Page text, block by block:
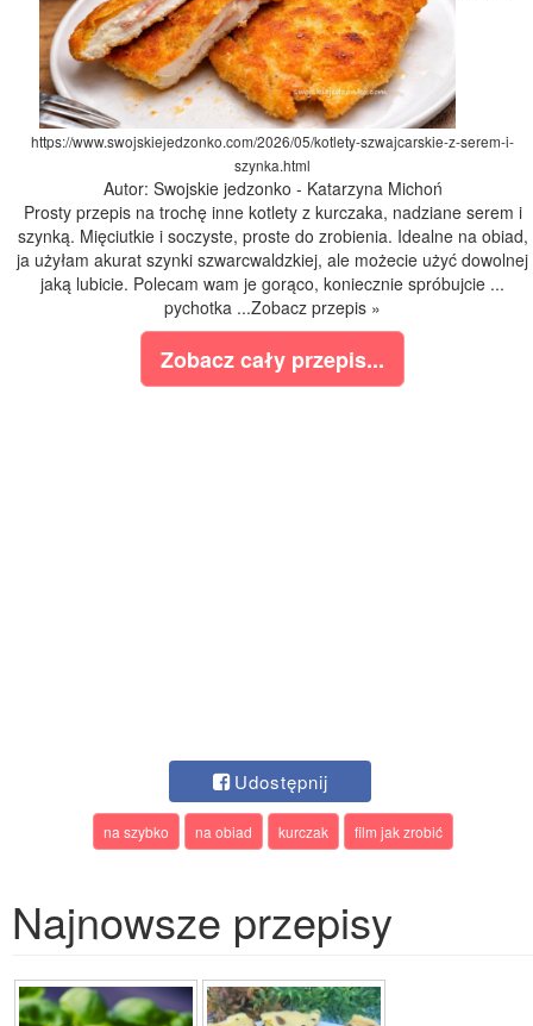
https://www.swojskiejedzonko.com/2026/05/kotlety-szwajcarskie-z-serem-i-
szynka.html
Autor: Swojskie jedzonko - Katarzyna Michoń
Prosty przepis na trochę inne kotlety z kurczaka, nadziane serem i
szynką. Mięciutkie i soczyste, proste do zrobienia. Idealne na obiad,
ja użyłam akurat szynki szwarcwaldzkiej, ale możecie użyć dowolnej
jaką lubicie. Polecam wam je gorąco, koniecznie spróbujcie ...
pychotka ...Zobacz przepis »
Zobacz cały przepis...
Udostępnij
na szybko na obiad kurczak film jak zrobić
Najnowsze przepisy